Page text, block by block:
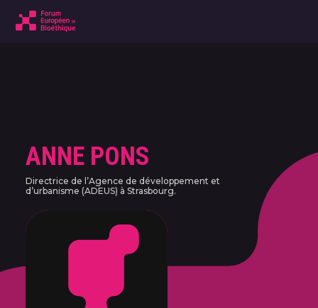
ANNE PONS
Directrice de l’Agence de développement et
d’urbanisme (ADEUS) à Strasbourg.